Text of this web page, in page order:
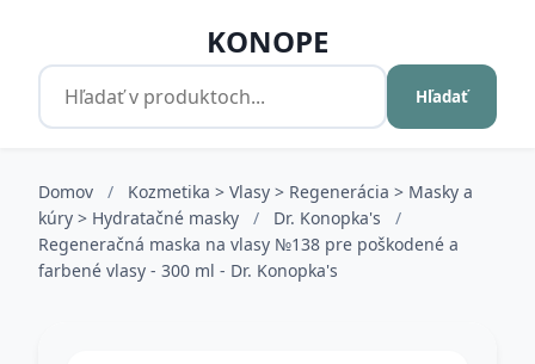
KONOPE
Hľadať
Domov /
Kozmetika > Vlasy > Regenerácia > Masky a
kúry > Hydratačné masky
/ Dr. Konopka's
/
Regeneračná maska na vlasy №138 pre poškodené a
farbené vlasy - 300 ml - Dr. Konopka's